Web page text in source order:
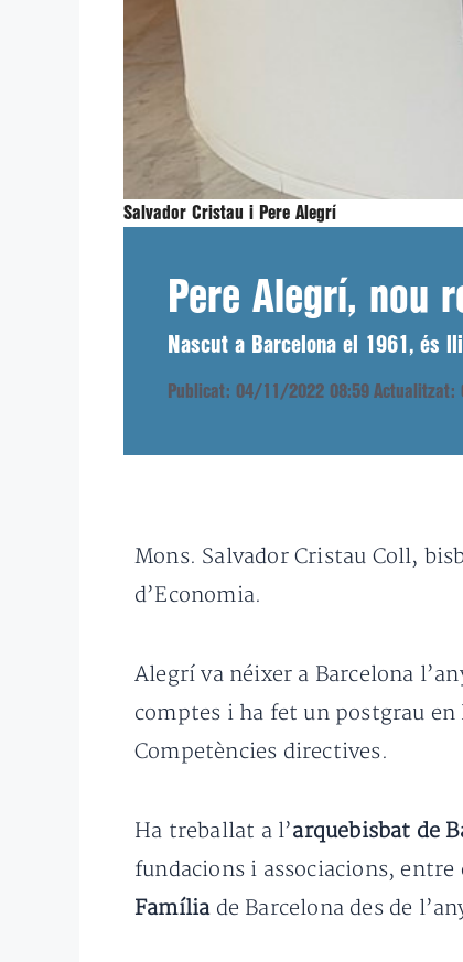
Salvador Cristau i Pere Alegrí
Pere Alegrí, nou
Nascut a Barcelona el 1961, és
Publicat: 04/11/2022 08:59 Actualitzat:
Mons. Salvador Cristau Coll,
d’Economia.
Alegrí va néixer a Barcelona
comptes i ha fet un postgrau
Competències directives.
Ha treballat a l’arquebisbat de
fundacions i associacions,
Famíliade Barcelona des de